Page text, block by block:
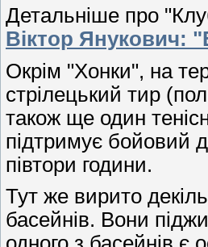
Детальніше про
Віктор Янукович:
Окрім "Хонки", на
стрілецький тир
також ще один
підтримує бойовий
півтори години.
Тут же вирито
басейнів. Вони